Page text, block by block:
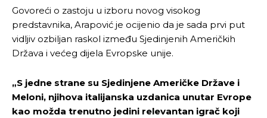
odlučili da pustite Vašu priču da živi, Redakcija
Objavi.ba
odlučili da pustite Vašu priču da živi, Redakcija
Objavi.ba
Govoreći o zastoju u izboru novog visokog
predstavnika, Arapović je ocijenio da je sada prvi put
vidljiv ozbiljan raskol između Sjedinjenih Američkih
Država i većeg dijela Evropske unije.
„S jedne strane su Sjedinjene Američke Države i
Meloni, njihova italijanska uzdanica unutar Evrope
kao možda trenutno jedini relevantan igrač koji